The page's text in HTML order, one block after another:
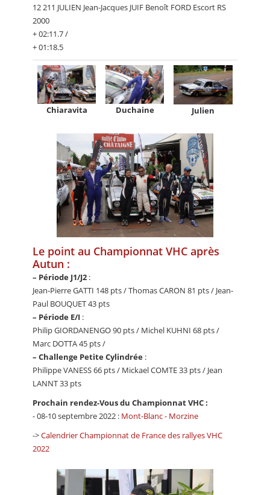
12 211 JULIEN Jean-Jacques JUIF Benoît FORD Escort RS
2000
+ 02:11.7 /
+ 01:18.5
Chiaravita Duchaine Julien
Le point au Championnat VHC après
Autun :
– Période J1/J2 :
Jean-Pierre GATTI 148 pts / Thomas CARON 81 pts / Jean-
Paul BOUQUET 43 pts
– Période E/I :
Philip GIORDANENGO 90 pts / Michel KUHNI 68 pts /
Marc DOTTA 45 pts /
– Challenge Petite Cylindrée :
Philippe VANESS 66 pts / Mickael COMTE 33 pts / Jean
LANNT 33 pts
Prochain rendez-Vous du Championnat VHC :
- 08-10 septembre 2022 : Mont-Blanc - Morzine
->Calendrier Championnat de France des rallyes VHC
2022